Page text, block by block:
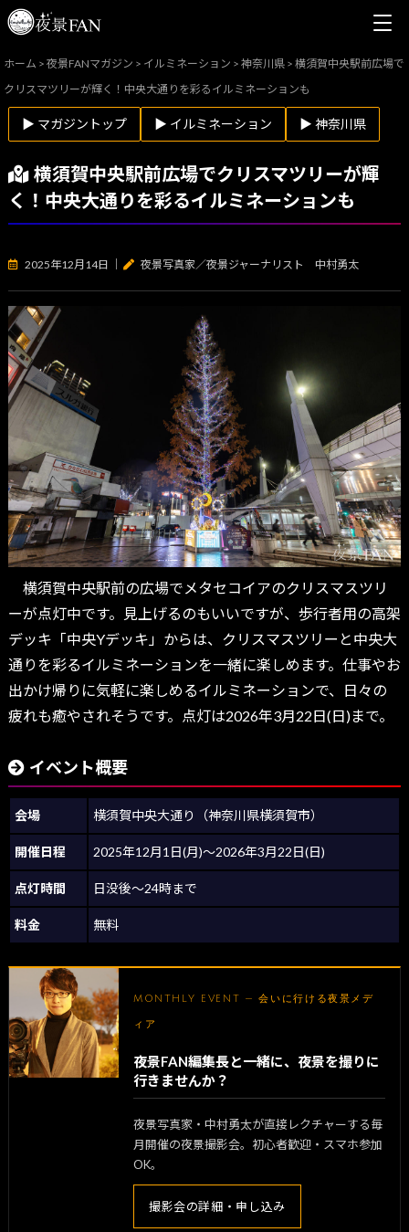
ホーム >夜景FANマガジン > イルミネーション >神奈川県 >横須賀中央駅前広場で
クリスマツリーが輝く！中央大通りを彩るイルミネーションも
▶ マガジントップ ▶ イルミネーション ▶ 神奈川県
横須賀中央駅前広場でクリスマツリーが輝
く！中央大通りを彩るイルミネーションも
2025年12月14日 夜景写真家／夜景ジャーナリスト 中村勇太
横須賀中央駅前の広場でメタセコイアのクリスマスツリ
ーが点灯中です。見上げるのもいいですが、歩行者用の高架
デッキ「中央Yデッキ」からは、クリスマスツリーと中央大
通りを彩るイルミネーションを一緒に楽しめます。仕事やお
出かけ帰りに気軽に楽しめるイルミネーションで、日々の
疲れも癒やされそうです。点灯は2026年3月22日(日)まで。
イベント概要
会場 横須賀中央大通り（神奈川県横須賀市）
開催日程 2025年12月1日(月)～2026年3月22日(日)
点灯時間 日没後～24時まで
料金 無料
MONTHLY EVENT — 会いに行ける夜景メデ
ィア
夜景FAN編集長と一緒に、夜景を撮りに
行きませんか？
夜景写真家・中村勇太が直接レクチャーする毎
月開催の夜景撮影会。初心者歓迎・スマホ参加
OK。
撮影会の詳細・申し込み